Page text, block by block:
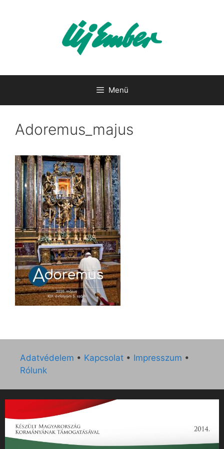
Menü
Adoremus_majus
Adatvédelem • Kapcsolat • Impresszum •
Rólunk